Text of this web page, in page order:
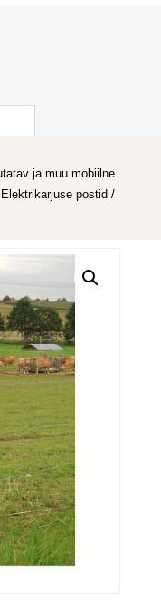
ja muu mobiilne
Elektrikarjuse postid /